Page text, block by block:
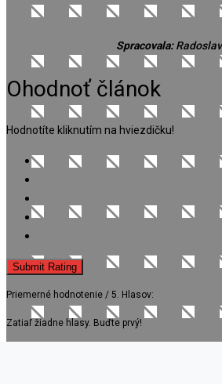
Spracovala:
Ohodnoť článok
Hodnotíte kliknutím na hviezdičku!
Submit Rating
Priemerné hodnotenie / 5. Hlasov:
Zatiaľ žiadne hlasy. Buďte prvý!